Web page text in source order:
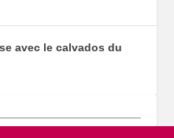
avec le calvados du